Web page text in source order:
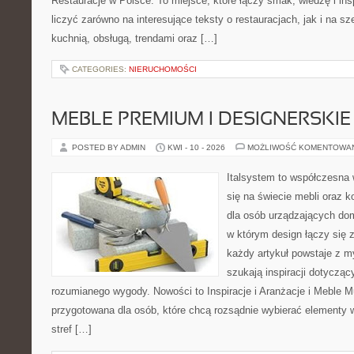
liczyć zarówno na interesujące teksty o restauracjach, jak i na
kuchnią, obsługą, trendami oraz […]
CATEGORIES: NIERUCHOMOŚCI
MEBLE PREMIUM I DESIGNERSKIE
POSTED BY ADMIN KWI - 10 - 2026 MOŻLIWOŚĆ
Italsystem to
się na świecie mebli oraz
dla osób urządzających
w którym design łączy się
każdy artykuł powstaje z
szukają inspiracji
rozumianego wygody. Nowości to Inspiracje i Aranżacje i Meble
przygotowana dla osób, które chcą rozsądnie wybierać elementy
stref […]